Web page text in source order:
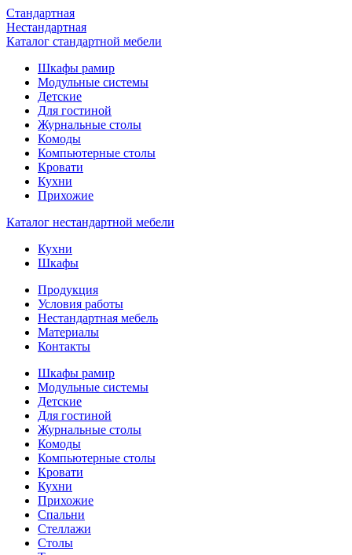
Стандартная
Нестандартная
Каталог стандартной мебели
Шкафы рамир
Модульные системы
Детские
Для гостиной
Журнальные столы
Комоды
Компьютерные столы
Кровати
Кухни
Прихожие
Каталог нестандартной мебели
Кухни
Шкафы
Продукция
Условия работы
Нестандартная мебель
Материалы
Контакты
Шкафы рамир
Модульные системы
Детские
Для гостиной
Журнальные столы
Комоды
Компьютерные столы
Кровати
Кухни
Прихожие
Спальни
Стеллажи
Столы